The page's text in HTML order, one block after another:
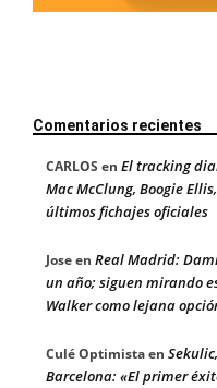
Comentarios recientes
CARLOS en El tracking
Mac McClung, Boogie
últimos fichajes oficiales
Joseen Real Madrid:
un año; siguen mirando
Walker como lejana
Culé Optimistaen
Barcelona: «El primer